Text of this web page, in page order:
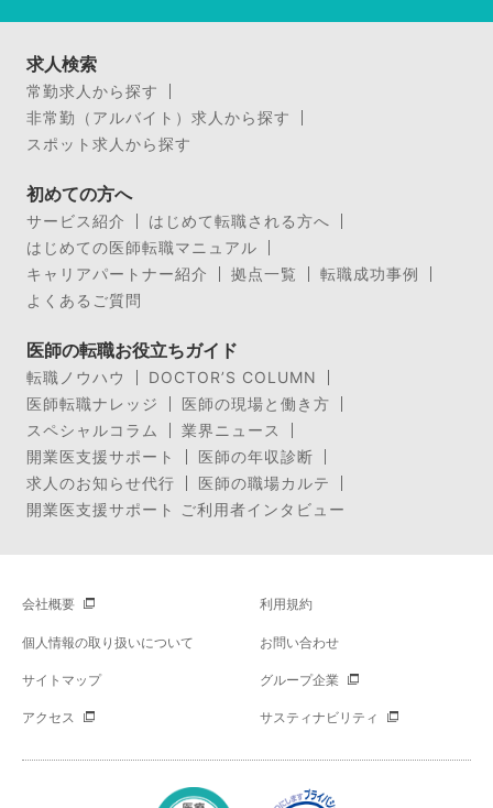
求人検索
常勤求人から探す
非常勤（アルバイト）求人から探す
スポット求人から探す
初めての方へ
サービス紹介
はじめて転職される方へ
はじめての医師転職マニュアル
キャリアパートナー紹介
拠点一覧
転職成功事例
よくあるご質問
医師の転職お役立ちガイド
転職ノウハウ
DOCTOR’S COLUMN
医師転職ナレッジ
医師の現場と働き方
スペシャルコラム
業界ニュース
開業医支援サポート
医師の年収診断
求人のお知らせ代行
医師の職場カルテ
開業医支援サポート ご利用者インタビュー
会社概要 利用規約
個人情報の取り扱いについて お問い合わせ
サイトマップ グループ企業
アクセス サスティナビリティ